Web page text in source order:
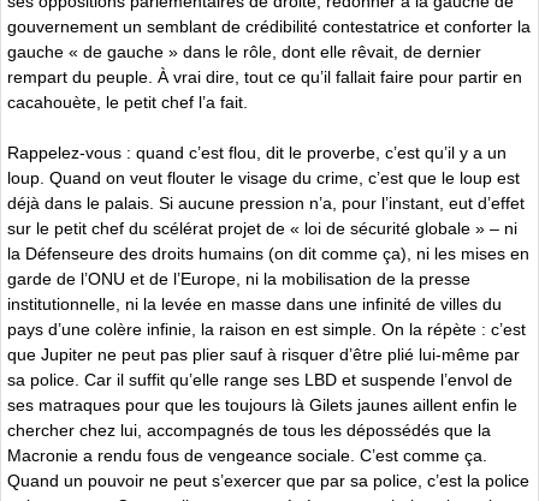
gouvernement un semblant de crédibilité contestatrice et conforter la
gauche « de gauche » dans le rôle, dont elle rêvait, de dernier
rempart du peuple. À vrai dire, tout ce qu’il fallait faire pour partir en
cacahouète, le petit chef l’a fait.
Rappelez-vous : quand c’est flou, dit le proverbe, c’est qu’il y a un
loup. Quand on veut flouter le visage du crime, c’est que le loup est
déjà dans le palais. Si aucune pression n’a, pour l’instant, eut d’effet
sur le petit chef du scélérat projet de « loi de sécurité globale » – ni
la Défenseure des droits humains (on dit comme ça), ni les mises en
garde de l’ONU et de l’Europe, ni la mobilisation de la presse
institutionnelle, ni la levée en masse dans une infinité de villes du
pays d’une colère infinie, la raison en est simple. On la répète : c’est
que Jupiter ne peut pas plier sauf à risquer d’être plié lui-même par
sa police. Car il suffit qu’elle range ses LBD et suspende l’envol de
ses matraques pour que les toujours là Gilets jaunes aillent enfin le
chercher chez lui, accompagnés de tous les dépossédés que la
Macronie a rendu fous de vengeance sociale. C’est comme ça.
Quand un pouvoir ne peut s’exercer que par sa police, c’est la police